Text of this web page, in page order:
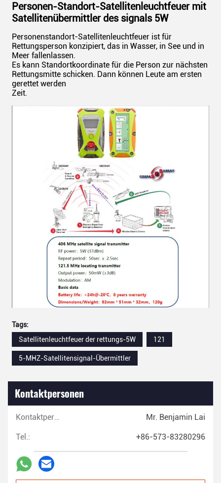
Personen-Standort-Satellitenleuchtfeuer mit
Satellitenübermittler des signals 5W
Personenstandort-Satellitenleuchtfeuer ist für
Rettungsperson konzipiert, das in Wasser, in See und in
Meer fallenlassen.
Es kann Standortkoordinate für die Person zur nächsten
Rettungsmitte schicken. Dann können Leute am ersten
gerettet werden
Zeit.
Tags:
Satellitenleuchtfeuer der rettungs-5W
121
5-MHZ-Satellitensignal-Übermittler
Kontaktpersonen
Kontaktpersonen: Mr. Benjamin Lai
Tel.: +86-573-83280296